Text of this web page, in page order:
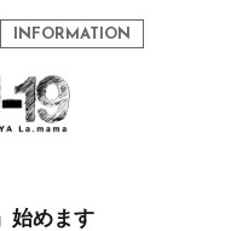
始めます